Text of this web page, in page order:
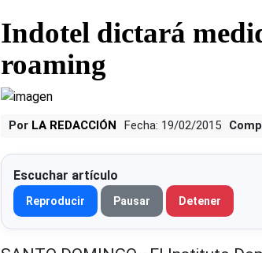
Indotel dictará
roaming
Por LA REDACCIÓN Fecha: 19/02/2015
Escuchar artículo
Reproducir Pausar Detener